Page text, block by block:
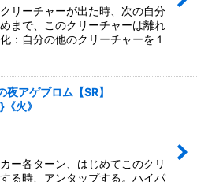
リーチャーが出た時、次の自分
まで、このクリーチャーは離れ
：自分の他のクリーチャーを１
夜アゲブロム【SR】
火》
ー各ターン、はじめてこのクリ
る時、アンタップする。ハイパ